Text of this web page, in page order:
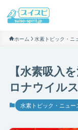
ホーム 水素トピック・ニ
【水素吸入
ロナウイル
水素トピック・ニュー